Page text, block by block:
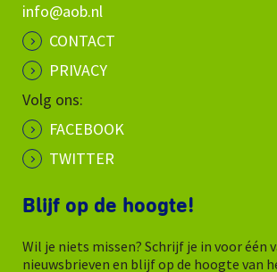
info@aob.nl
CONTACT
PRIVACY
Volg ons:
FACEBOOK
TWITTER
Blijf op de hoogte!
Wil je niets missen? Schrijf je in voor één
nieuwsbrieven en blijf op de hoogte van